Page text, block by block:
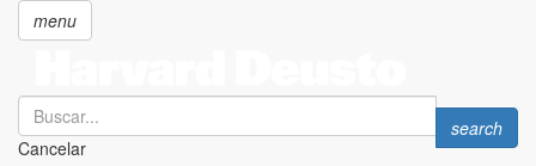
menu
Search
Cancelar
Search
search